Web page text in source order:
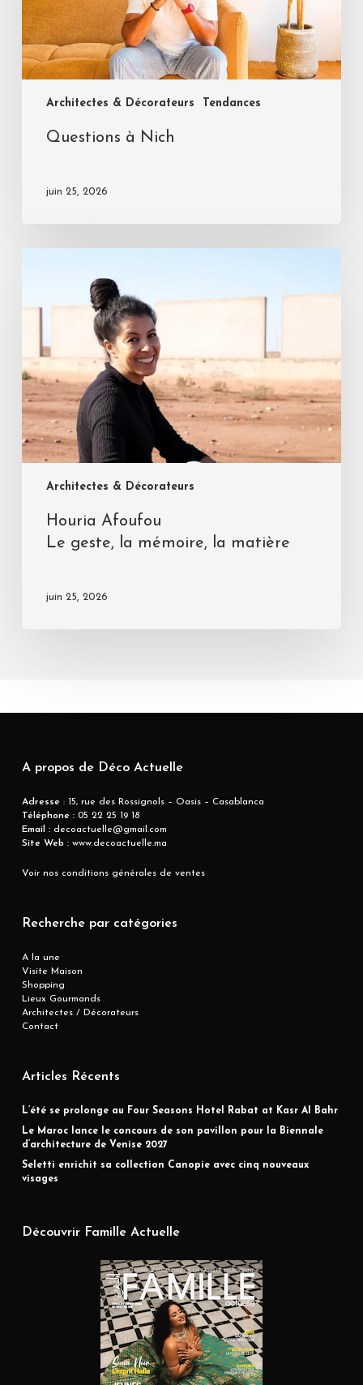
Architectes & Décorateurs Tendances
Questions à Nich
juin 25, 2026
Architectes & Décorateurs
Houria Afoufou
Le geste, la mémoire, la matière
juin 25, 2026
A propos de Déco Actuelle
Adresse : 15, rue des Rossignols – Oasis – Casablanca
Téléphone :05 22 25 19 18
Email :decoactuelle@gmail.com
Site Web :www.decoactuelle.ma
Voir nos conditions générales de ventes
Recherche par catégories
A la une
Visite Maison
Shopping
Lieux Gourmands
Architectes / Décorateurs
Contact
Articles Récents
L’été se prolonge au Four Seasons Hotel Rabat at Kasr Al Bahr
Le Maroc lance le concours de son pavillon pour la Biennale
d’architecture de Venise 2027
Seletti enrichit sa collection Canopie avec cinq nouveaux
visages
Découvrir Famille Actuelle